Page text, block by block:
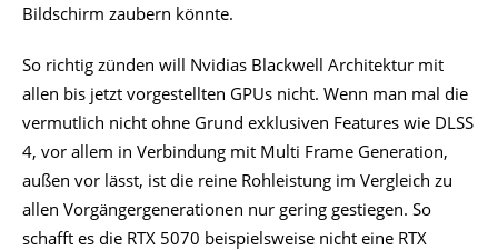
Bildschirm zaubern könnte.
So richtig zünden will Nvidias Blackwell Architektur mit
allen bis jetzt vorgestellten GPUs nicht. Wenn man mal die
vermutlich nicht ohne Grund exklusiven Features wie DLSS
4, vor allem in Verbindung mit Multi Frame Generation,
außen vor lässt, ist die reine Rohleistung im Vergleich zu
allen Vorgängergenerationen nur gering gestiegen. So
schafft es die RTX 5070 beispielsweise nicht eine RTX